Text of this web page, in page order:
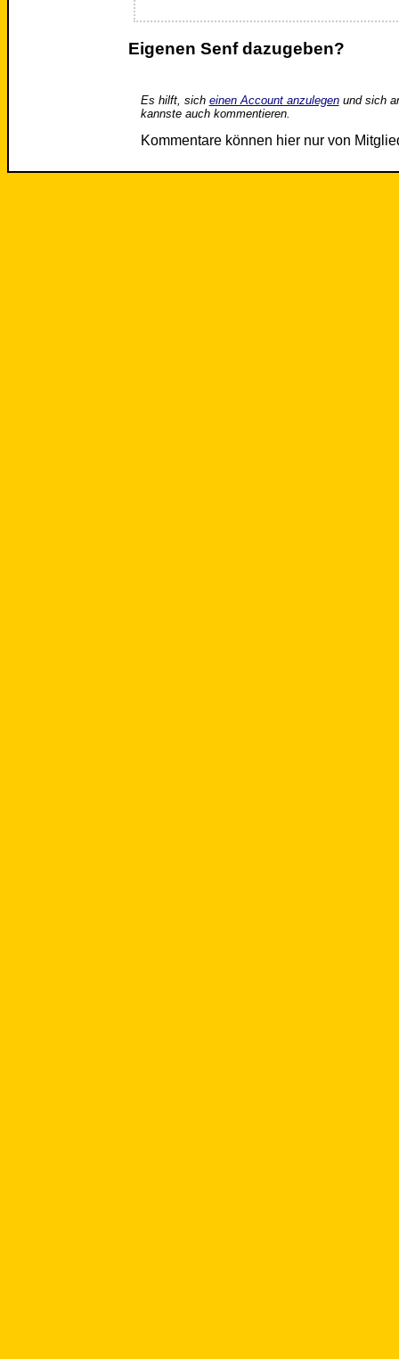
Eigenen Senf dazugeben?
Es hilft, sich einen Account anzulegenund sich
kannste auch kommentieren.
Kommentare können hier nur von